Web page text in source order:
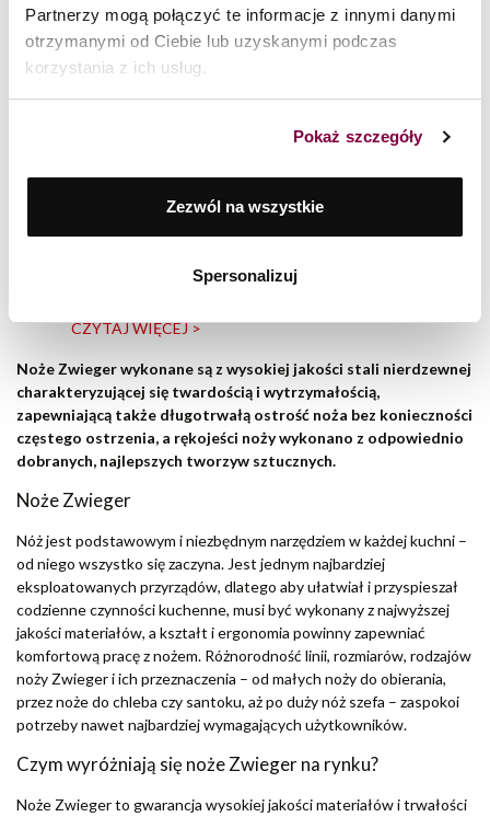
Partnerzy mogą połączyć te informacje z innymi danymi
otrzymanymi od Ciebie lub uzyskanymi podczas
korzystania z ich usług.
Pokaż szczegóły
Zezwól na wszystkie
Spersonalizuj
CZYTAJ WIĘCEJ >
Noże Zwieger wykonane są z wysokiej jakości stali nierdzewnej
charakteryzującej się twardością i wytrzymałością,
zapewniającą także długotrwałą ostrość noża bez konieczności
częstego ostrzenia, a rękojeści noży wykonano z odpowiednio
dobranych, najlepszych tworzyw sztucznych.
Noże Zwieger
Nóż jest podstawowym i niezbędnym narzędziem w każdej kuchni –
od niego wszystko się zaczyna. Jest jednym najbardziej
eksploatowanych przyrządów, dlatego aby ułatwiał i przyspieszał
codzienne czynności kuchenne, musi być wykonany z najwyższej
jakości materiałów, a kształt i ergonomia powinny zapewniać
komfortową pracę z nożem. Różnorodność linii, rozmiarów, rodzajów
noży Zwieger i ich przeznaczenia – od małych noży do obierania,
przez noże do chleba czy santoku, aż po duży nóż szefa – zaspokoi
potrzeby nawet najbardziej wymagających użytkowników.
Czym wyróżniają się noże Zwieger na rynku?
Noże Zwieger to gwarancja wysokiej jakości materiałów i trwałości